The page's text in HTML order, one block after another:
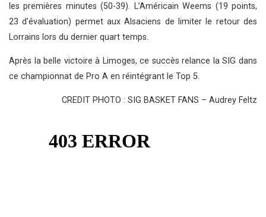
les premières minutes (50-39). L’Américain Weems (19 points,
23 d’évaluation) permet aux Alsaciens de limiter le retour des
Lorrains lors du dernier quart temps.
Après la belle victoire à Limoges, ce succès relance la SIG dans
ce championnat de Pro A en réintégrant le Top 5.
CREDIT PHOTO : SIG BASKET FANS – Audrey Feltz